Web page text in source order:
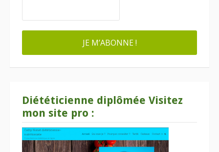
Diététicienne diplômée Visitez
mon site pro :